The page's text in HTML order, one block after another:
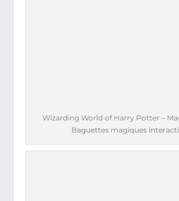
Wizarding World of Harry Potter –
Baguettes magiques